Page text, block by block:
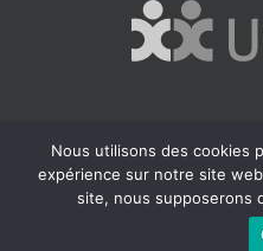
Copyright 2016 Apei Ouest
Légales|
Nous utilisons des cookies
expérience sur notre site
site, nous supposerons